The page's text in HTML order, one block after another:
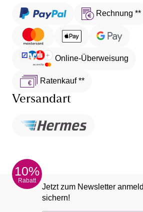
Rechnung **
Online-Überweisung
Ratenkauf **
Versandart
10%
Rabatt
Jetzt zum Newsletter
sichern!